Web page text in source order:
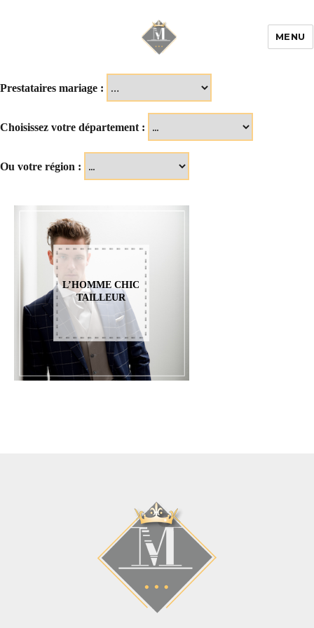
MENU
Prestataires mariage :
Choisissez votre département :
Ou votre région :
L’HOMME CHIC
TAILLEUR